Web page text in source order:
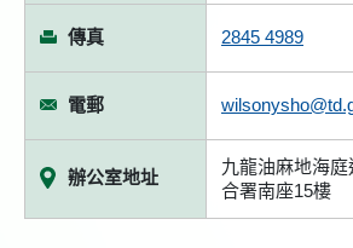
傳真 2845 4989
電郵
辦公室地址
九龍油麻地海
合署南座15樓